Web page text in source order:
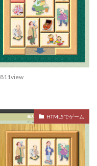
811view
HTML5でゲーム